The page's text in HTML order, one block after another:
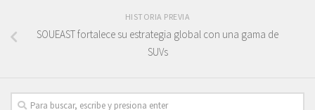
HISTORIA PREVIA
SOUEAST fortalece su estrategia global con una gama de
SUVs